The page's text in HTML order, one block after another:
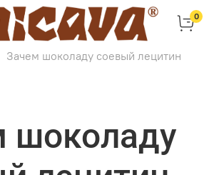
0
Зачем шоколаду соевый лецитин
шоколаду